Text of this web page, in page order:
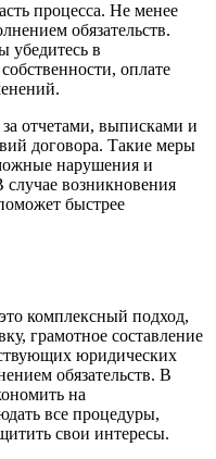
процесса. Не менее
обязательств.
убедитесь в
оплате
отчетами, выписками и
договора. Такие меры
нарушения и
возникновения
быстрее
комплексный подход,
грамотное составление
юридических
обязательств. В
на
все процедуры,
свои интересы.